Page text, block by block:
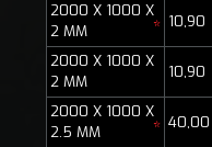
2000 X 1000 X
2 MM
* 10,90
2000 X 1000 X
2 MM
10,90
2000 X 1000 X
2.5 MM
* 40,00